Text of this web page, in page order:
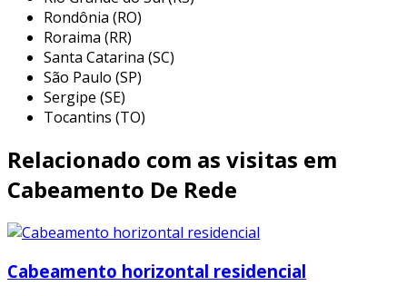
comparação com cabos não blindados. entre as
principais aplicações, podemos destacar:
ambientes corporativos:
conectar computadores, impressoras e
servidores, garantindo uma rede interna
eficiente e rápida.
utilizado na interconexão
de equipamentos, proporcionando um
conectividade confiável entre dispositivos
Rondônia (RO)
Roraima (RR)
Santa Catarina (SC)
São Paulo (SP)
Sergipe (SE)
Tocantins (TO)
Relacionado com as visitas em
Cabeamento De Rede
Cabeamento horizontal residencial